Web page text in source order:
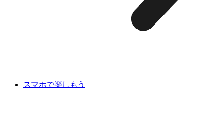
スマホで楽しもう